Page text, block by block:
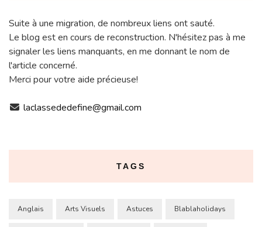
Suite à une migration, de nombreux liens ont sauté.
Le blog est en cours de reconstruction. N'hésitez pas à me
signaler les liens manquants, en me donnant le nom de
l'article concerné.
Merci pour votre aide précieuse!
laclassededefine@gmail.com
TAGS
Anglais Arts Visuels Astuces Blablaholidays